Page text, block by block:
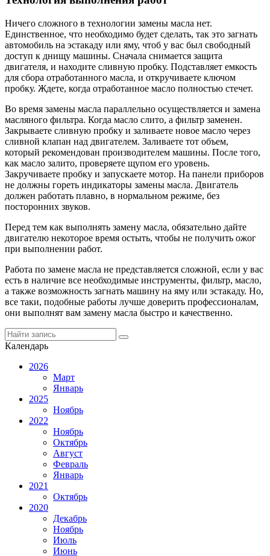
Ничего сложного в технологии замены масла нет.
Единственное, что необходимо будет сделать, так это загнать
автомобиль на эстакаду или яму, чтоб у вас был свободный
доступ к днищу машины. Сначала снимается защита
двигателя, и находите сливную пробку. Подставляет емкость
для сбора отработанного масла, и откручиваете ключом
пробку. Ждете, когда отработанное масло полностью стечет.
Во время замены масла параллельно осуществляется и замена
масляного фильтра. Когда масло слито, а фильтр заменен.
Закрываете сливную пробку и заливаете новое масло через
сливной клапан над двигателем. Заливаете тот объем,
который рекомендован производителем машины. После того,
как масло залито, проверяете щупом его уровень.
Закручиваете пробку и запускаете мотор. На панели приборов
не должны гореть индикаторы замены масла. Двигатель
должен работать плавно, в нормальном режиме, без
посторонних звуков.
Перед тем как выполнять замену масла, обязательно дайте
двигателю некоторое время остыть, чтобы не получить ожог
при выполнении работ.
Работа по замене масла не представляется сложной, если у вас
есть в наличие все необходимые инструменты, фильтр, масло,
а также возможность загнать машину на яму или эстакаду. Но,
все таки, подобные работы лучше доверить профессионалам,
они выполнят вам замену масла быстро и качественно.
Календарь
2026
Март
Январь
2025
Ноябрь
2022
Ноябрь
Октябрь
Август
Февраль
Январь
2021
Октябрь
2020
Декабрь
Ноябрь
Июль
Июнь